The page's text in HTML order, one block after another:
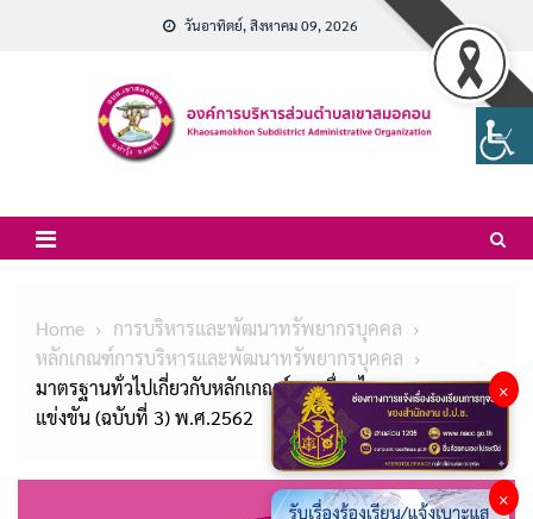
วันอาทิตย์, สิงหาคม 09, 2026
Home
การบริหารและพัฒนาทรัพยากรบุคคล
หลักเกณฑ์การบริหารและพัฒนาทรัพยากรบุคคล
มาตรฐานทั่วไปเกี่ยวกับหลักเกณฑ์และเงื่อนไขการสอบ
แข่งขัน (ฉบับที่ 3) พ.ศ.2562
×
×